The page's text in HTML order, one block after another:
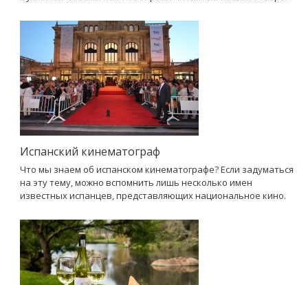
Испанский кинематограф
Что мы знаем об испанском кинематографе? Если задуматься
на эту тему, можно вспомнить лишь несколько имен
известных испанцев, представляющих национальное кино.